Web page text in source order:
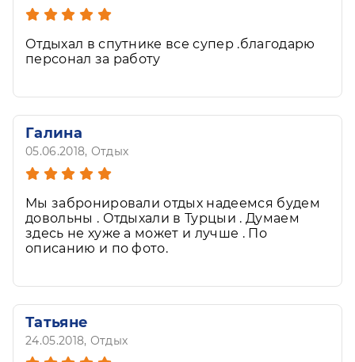
Отдыхал в спутнике все супер .благодарю
персонал за работу
Галина
05.06.2018, Отдых
Мы забронировали отдых надеемся будем
довольны . Отдыхали в Турцыи . Думаем
здесь не хуже а может и лучше . По
описанию и по фото.
Татьяне
24.05.2018, Отдых